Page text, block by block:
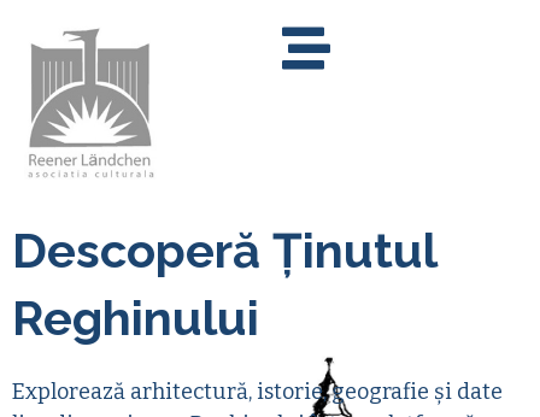
Descoperă Ținutul
Reghinului
Explorează arhitectură, istorie, geografie şi date